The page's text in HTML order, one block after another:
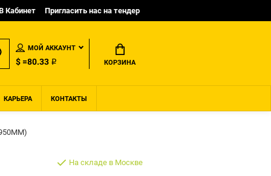
Кабинет Пригласить нас на тендер
МОЙ АККАУНТ
$ =80.33 ₽ КОРЗИНА
КАРЬЕРА КОНТАКТЫ
На складе в Москве